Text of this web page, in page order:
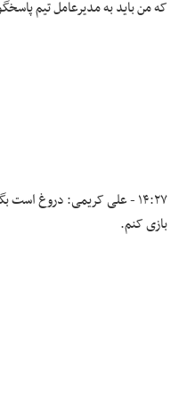
که من باید به مدیرعامل تیم
۱۴:۲۷ - علی کریمی: دروغ
بازی کنم.